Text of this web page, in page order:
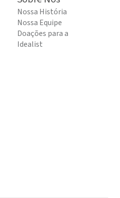
Nossa História
Nossa Equipe
Doações para a
Idealist